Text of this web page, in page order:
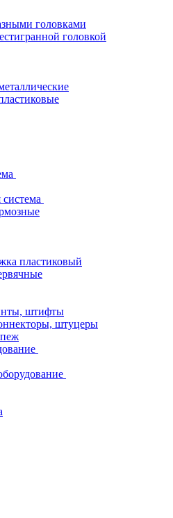
головками
головкой
пластиковый
штифты
штуцеры